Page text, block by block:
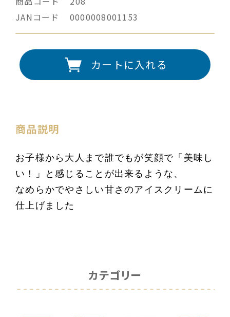
JANコード
0000008001153
カートに入れる
商品説明
お子様から大人まで誰でもが笑顔で「美味し
い！」と感じることが出来るような、
なめらかでやさしい甘さのアイスクリームに
仕上げました
カテゴリー